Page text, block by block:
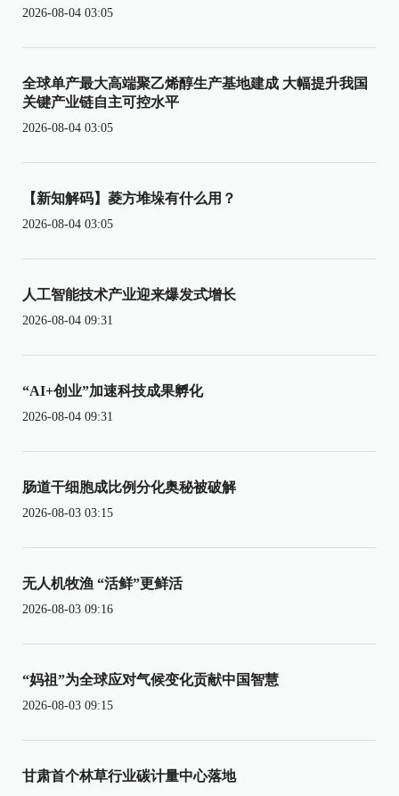
2026-08-04 03:05
全球单产最大高端聚乙烯醇生产基地建成 大幅提升我国
关键产业链自主可控水平
2026-08-04 03:05
【新知解码】菱方堆垛有什么用？
2026-08-04 03:05
人工智能技术产业迎来爆发式增长
2026-08-04 09:31
“AI+创业”加速科技成果孵化
2026-08-04 09:31
肠道干细胞成比例分化奥秘被破解
2026-08-03 03:15
无人机牧渔 “活鲜”更鲜活
2026-08-03 09:16
“妈祖”为全球应对气候变化贡献中国智慧
2026-08-03 09:15
甘肃首个林草行业碳计量中心落地